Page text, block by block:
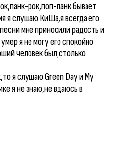
рок,поп-панк бывает
я слушаю КиШа,я всегда его
мне приносили радость и
я не могу его спокойно
человек был,столько
я слушаю Green Day и My
я не знаю,не вдаюсь в